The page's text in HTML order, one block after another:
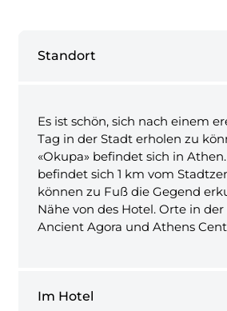
Standort
Es ist schön, sich nach einem
Tag in der Stadt erholen zu
«Okupa» befindet sich in
befindet sich 1 km vom
können zu Fuß die Gegend
Nähe von des Hotel. Orte in der
Ancient Agora und Athens
Im Hotel